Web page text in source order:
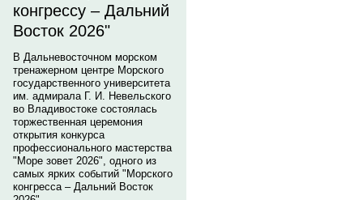
конгрессу – Дальний
Восток 2026"
В Дальневосточном морском
тренажерном центре Морского
государственного университета
им. адмирала Г. И. Невельского
во Владивостоке состоялась
торжественная церемония
открытия конкурса
профессионального мастерства
"Море зовет 2026", одного из
самых ярких событий "Морского
конгресса – Дальний Восток